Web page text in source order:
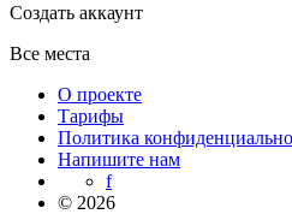
Создать аккаунт
Все места
О проекте
Тарифы
Политика
Напишите нам
f
© 2026